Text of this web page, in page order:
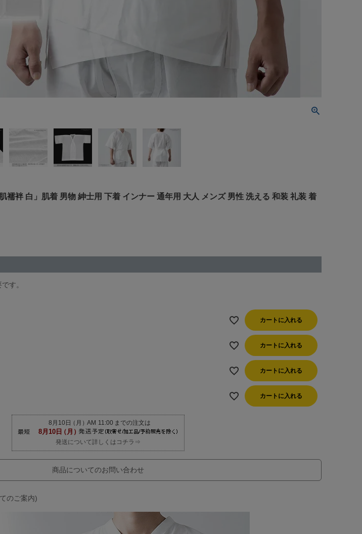
肌襦袢 白」肌着 男物 紳士用 下着 インナー 通年用 大人 メンズ 男性 洗える 和装 礼装 着
す。
カートに入れる
カートに入れる
カートに入れる
カートに入れる
発送について詳しくはコチラ⇒
商品についてのお問い合わせ
のご案内)